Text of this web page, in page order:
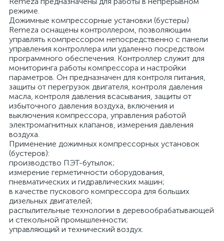
режиме.
Дожимные компрессорные установки (бустеры)
Remeza оснащены контроллером, позволяющим
управлять компрессором непосредственно с панели
управления контроллера или удаленно посредством
программного обеспечения. Контроллер служит для
мониторинга работы компрессора и настройки
параметров. Он предназначен для контроля питания,
защиты от перегрузок двигателя, контроля давления
масла, контроля давления всасывания, защиты от
избыточного давления воздуха, включения и
выключения компрессора, управления работой
электромагнитных клапанов, измерения давления
воздуха.
Применение дожимных компрессорных установок
(бустеров):
производство ПЭТ-бутылок;
измерение герметичности оборудования,
пневматических и гидравлических машин;
в качестве пускового компрессора для больших
дизельных двигателей;
распылительные технологии в деревообрабатывающей
и стекольной промышленности;
управляющий и технический воздух.